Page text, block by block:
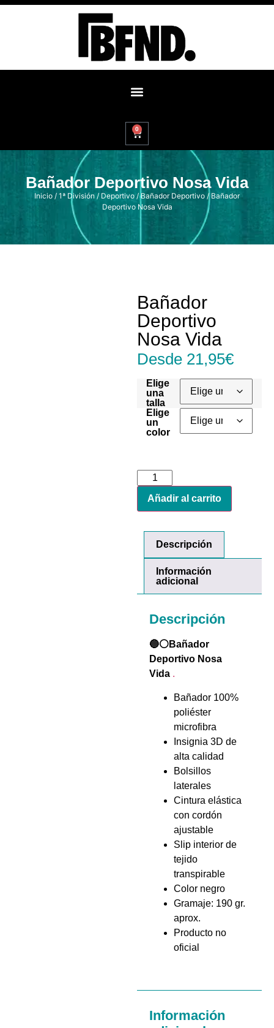
0
Bañador Deportivo Nosa Vida
Inicio / 1ª División / Deportivo/Bañador Deportivo / Bañador
Deportivo Nosa Vida
Bañador
Deportivo
Nosa Vida
Desde 21,95€
Elige
una
talla
Elige
un
color
Añadir al carrito
Descripción
Información
adicional
Descripción
🔵⚪Bañador
Deportivo Nosa
Vida .
Bañador 100%
poliéster
microfibra
Insignia 3D de
alta calidad
Bolsillos
laterales
Cintura elástica
con cordón
ajustable
Slip interior de
tejido
transpirable
Color negro
Gramaje: 190 gr.
aprox.
Producto no
oficial
Información